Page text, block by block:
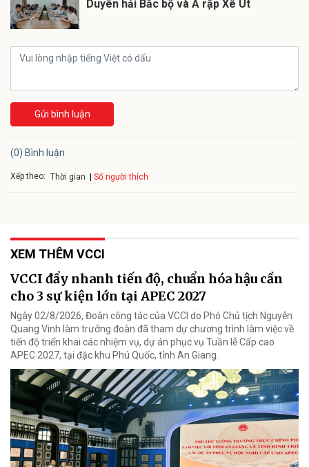
Duyên hải Bắc bộ và Ả rập Xê Út
Gửi bình luận
(0) Bình luận
Xếp theo: Thời gian Số người thích
XEM THÊM VCCI
VCCI đẩy nhanh tiến độ, chuẩn hóa hậu cần
cho 3 sự kiện lớn tại APEC 2027
Ngày 02/8/2026, Đoàn công tác của VCCI do Phó Chủ tịch Nguyễn
Quang Vinh làm trưởng đoàn đã tham dự chương trình làm việc về
tiến độ triển khai các nhiệm vụ, dự án phục vụ Tuần lễ Cấp cao
APEC 2027, tại đặc khu Phú Quốc, tỉnh An Giang.